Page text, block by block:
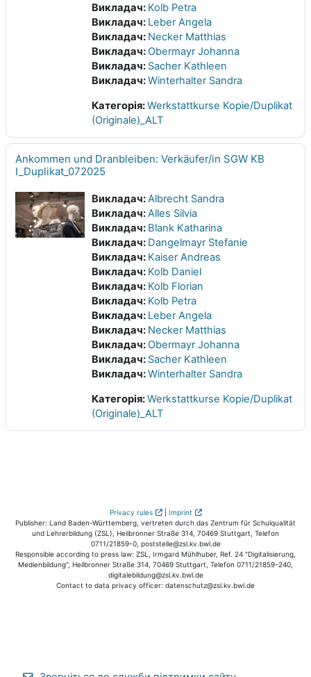
Викладач: Kolb Petra
Викладач: Leber Angela
Викладач: Necker Matthias
Викладач:Obermayr Johanna
Викладач: Sacher Kathleen
Викладач:Winterhalter Sandra
Категорія:Werkstattkurse Kopie/Duplikat
(Originale)_ALT
Ankommen und Dranbleiben: Verkäufer/in SGW KB
I_Duplikat_072025
Викладач:Albrecht Sandra
Викладач:Alles Silvia
Викладач: Blank Katharina
Викладач: Dangelmayr Stefanie
Викладач: Kaiser Andreas
Викладач: Kolb Daniel
Викладач: Kolb Florian
Викладач: Kolb Petra
Викладач: Leber Angela
Викладач: Necker Matthias
Викладач:Obermayr Johanna
Викладач: Sacher Kathleen
Викладач:Winterhalter Sandra
Категорія:Werkstattkurse Kopie/Duplikat
(Originale)_ALT
Privacy rules | Imprint
Publisher: Land Baden-Württemberg, vertreten durch das Zentrum für Schulqualität
und Lehrerbildung (ZSL), Heilbronner Straße 314, 70469 Stuttgart, Telefon
0711/21859-0, poststelle@zsl.kv.bwl.de
Responsible according to press law: ZSL, Irmgard Mühlhuber, Ref. 24 "Digitalisierung,
Medienbildung", Heilbronner Straße 314, 70469 Stuttgart, Telefon 0711/21859-240,
digitalebildung@zsl.kv.bwl.de
Contact to data privacy officer: datenschutz@zsl.kv.bwl.de